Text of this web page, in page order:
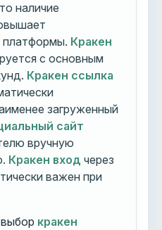
наличие
платформы. Кракен
с основным
Кракен ссылка
загруженный
сайт
вручную
Кракен вход через
важен при
кракен